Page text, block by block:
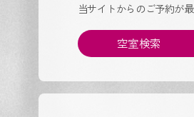
当サイトからのご予約が
空室検索